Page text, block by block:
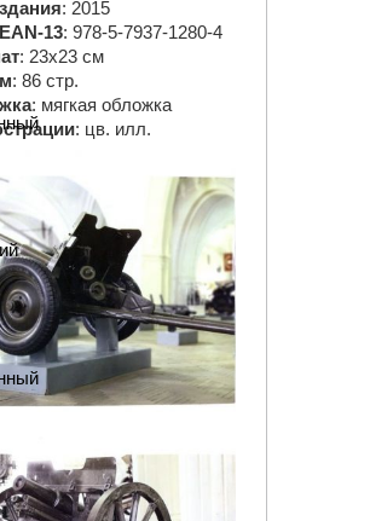
: 2015
13: 978-5-7937-1280-4
: 23х23 см
: 86 стр.
: мягкая обложка
: цв. илл.